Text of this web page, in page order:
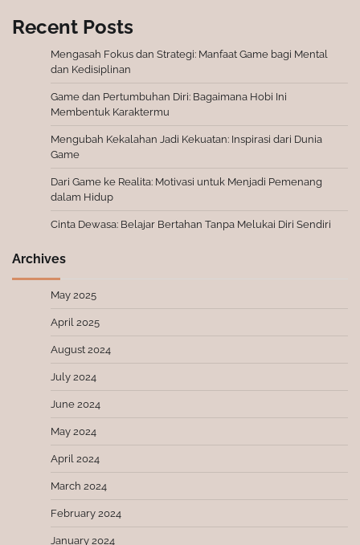
Recent Posts
Mengasah Fokus dan Strategi: Manfaat Game bagi Mental
dan Kedisiplinan
Game dan Pertumbuhan Diri: Bagaimana Hobi Ini
Membentuk Karaktermu
Mengubah Kekalahan Jadi Kekuatan: Inspirasi dari Dunia
Game
Dari Game ke Realita: Motivasi untuk Menjadi Pemenang
dalam Hidup
Cinta Dewasa: Belajar Bertahan Tanpa Melukai Diri Sendiri
Archives
May 2025
April 2025
August 2024
July 2024
June 2024
May 2024
April 2024
March 2024
February 2024
January 2024